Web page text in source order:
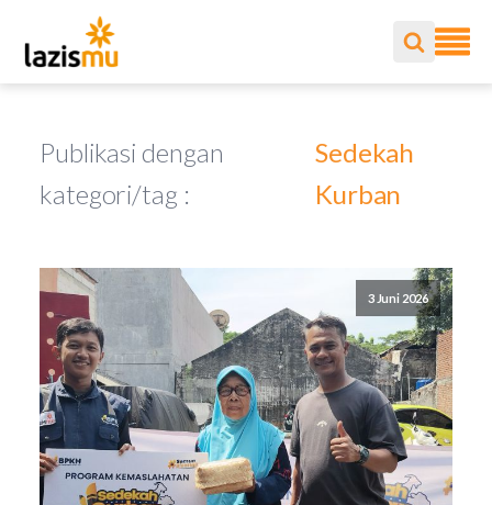
Publikasi dengan
kategori/tag :
Sedekah
Kurban
3 Juni 2026